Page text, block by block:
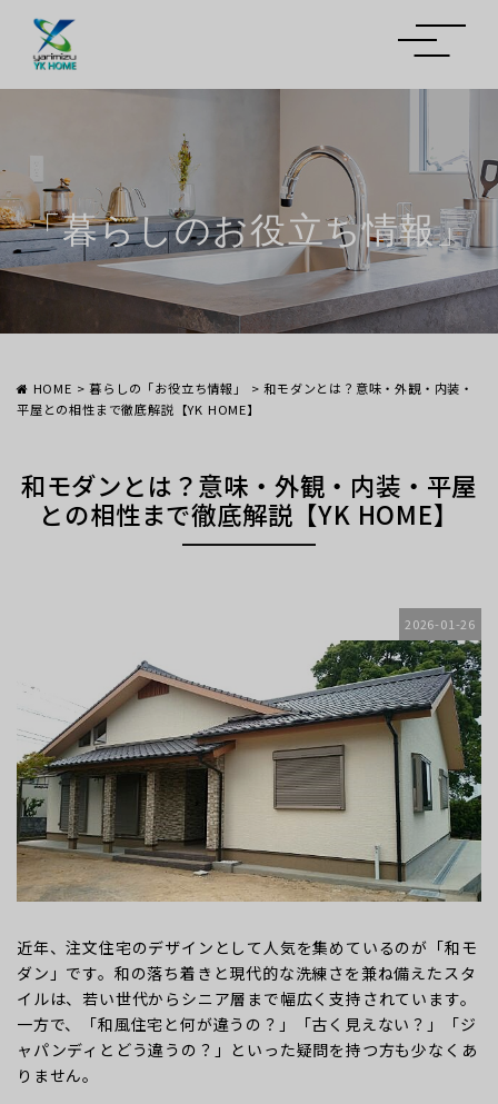
「暮らしのお役立ち情報」
HOME >暮らしの「お役立ち情報」 >和モダンとは？意味・外観・内装・
平屋との相性まで徹底解説【YK HOME】
和モダンとは？意味・外観・内装・平屋
との相性まで徹底解説【YK HOME】
2026-01-26
近年、注文住宅のデザインとして人気を集めているのが「和モ
ダン」です。和の落ち着きと現代的な洗練さを兼ね備えたスタ
イルは、若い世代からシニア層まで幅広く支持されています。
一方で、「和風住宅と何が違うの？」「古く見えない？」「ジ
ャパンディとどう違うの？」といった疑問を持つ方も少なくあ
りません。